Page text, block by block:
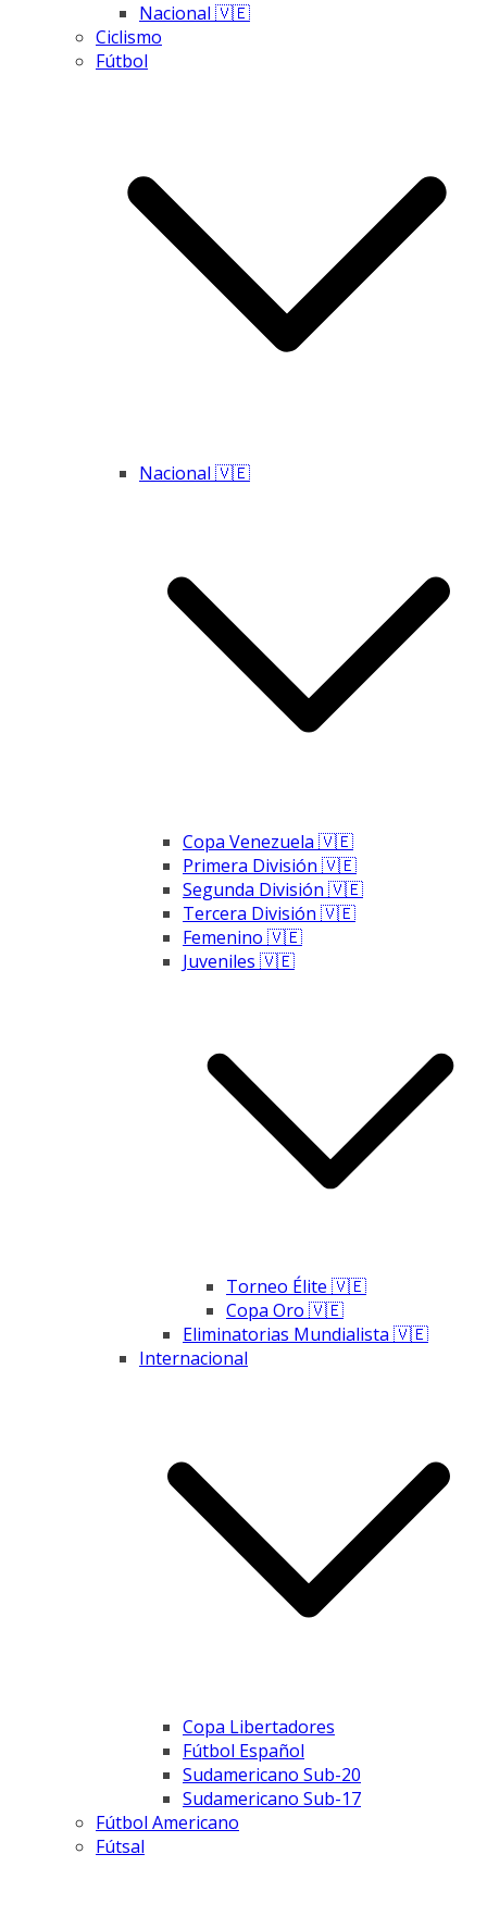
Nacional 🇻🇪
Ciclismo
Fútbol
Nacional 🇻🇪
Copa Venezuela 🇻🇪
Primera División 🇻🇪
Segunda División 🇻🇪
Tercera División 🇻🇪
Femenino 🇻🇪
Juveniles 🇻🇪
Torneo Élite 🇻🇪
Copa Oro 🇻🇪
Eliminatorias Mundialista 🇻🇪
Internacional
Copa Libertadores
Fútbol Español
Sudamericano Sub-20
Sudamericano Sub-17
Fútbol Americano
Fútsal